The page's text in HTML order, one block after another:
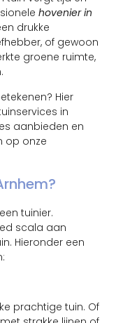
hovenier in
drukke
of gewoon
groene ruimte,
Hier
in
aanbieden en
op onze
tuinier.
scala aan
Hieronder een
prachtige tuin. Of